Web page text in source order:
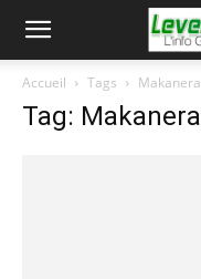
Accueil Tags Makanera
Tag: Makanera